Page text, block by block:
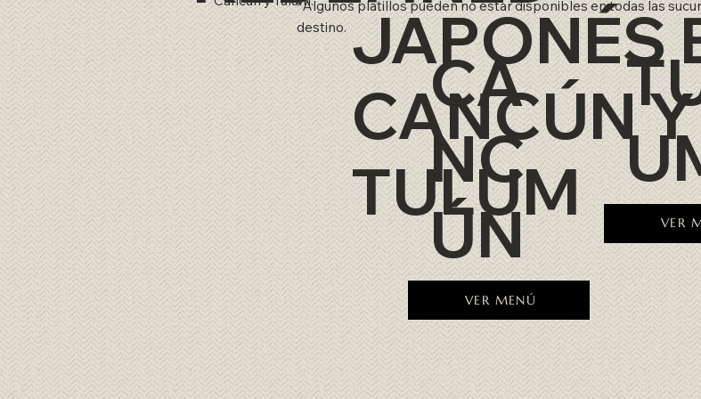
JAPONÉS
CANCÚN Y
TULUM
*Algunos platillos pueden no estar disponibles en todas las
destino.
CA
NC
ÚN
VER MENÚ
VER